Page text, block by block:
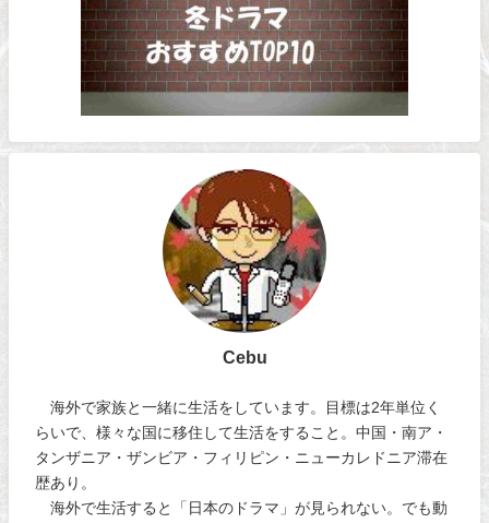
Cebu
海外で家族と一緒に生活をしています。目標は2年単位く
らいで、様々な国に移住して生活をすること。中国・南ア・
タンザニア・ザンビア・フィリピン・ニューカレドニア滞在
歴あり。
海外で生活すると「日本のドラマ」が見られない。でも動